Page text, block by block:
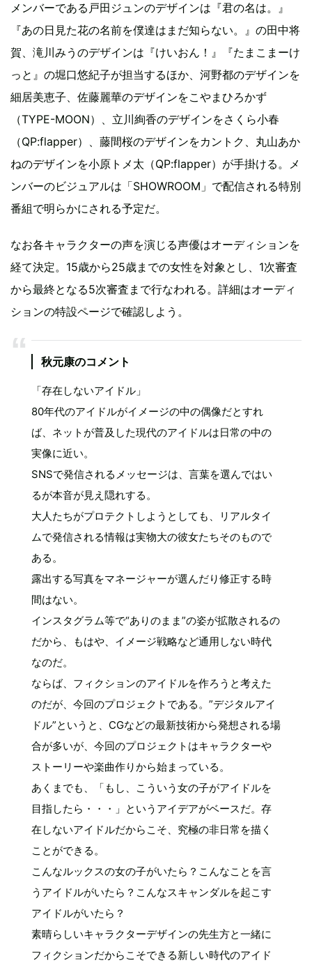
メンバーである戸田ジュンのデザインは『君の名は。』
『あの日見た花の名前を僕達はまだ知らない。』の田中将
賀、滝川みうのデザインは『けいおん！』『たまこまーけ
っと』の堀口悠紀子が担当するほか、河野都のデザインを
細居美恵子、佐藤麗華のデザインをこやまひろかず
（TYPE-MOON）、立川絢香のデザインをさくら小春
（QP:flapper）、藤間桜のデザインをカントク、丸山あか
ねのデザインを小原トメ太（QP:flapper）が手掛ける。メ
ンバーのビジュアルは「SHOWROOM」で配信される特別
番組で明らかにされる予定だ。
なお各キャラクターの声を演じる声優はオーディションを
経て決定。15歳から25歳までの女性を対象とし、1次審査
から最終となる5次審査まで行なわれる。詳細はオーディ
ションの特設ページで確認しよう。
秋元康のコメント
「存在しないアイドル」
80年代のアイドルがイメージの中の偶像だとすれ
ば、ネットが普及した現代のアイドルは日常の中の
実像に近い。
SNSで発信されるメッセージは、言葉を選んではい
るが本音が見え隠れする。
大人たちがプロテクトしようとしても、リアルタイ
ムで発信される情報は実物大の彼女たちそのもので
ある。
露出する写真をマネージャーが選んだり修正する時
間はない。
インスタグラム等で“ありのまま”の姿が拡散されるの
だから、もはや、イメージ戦略など通用しない時代
なのだ。
ならば、フィクションのアイドルを作ろうと考えた
のだが、今回のプロジェクトである。”デジタルアイ
ドル”というと、CGなどの最新技術から発想される場
合が多いが、今回のプロジェクトはキャラクターや
ストーリーや楽曲作りから始まっている。
あくまでも、「もし、こういう女の子がアイドルを
目指したら・・・」というアイデアがベースだ。存
在しないアイドルだからこそ、究極の非日常を描く
ことができる。
こんなルックスの女の子がいたら？こんなことを言
うアイドルがいたら？こんなスキャンダルを起こす
アイドルがいたら？
素晴らしいキャラクターデザインの先生方と一緒に
フィクションだからこそできる新しい時代のアイド